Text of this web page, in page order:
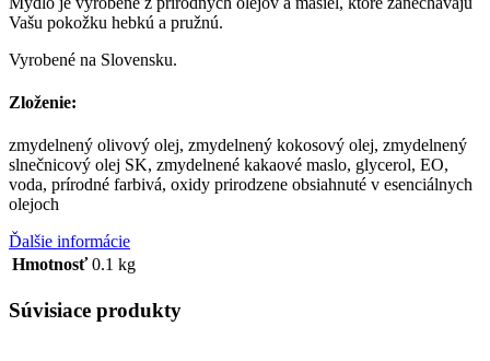
Vašu pokožku hebkú a pružnú.
Vyrobené na Slovensku.
Zloženie:
zmydelnený olivový olej, zmydelnený kokosový olej, zmydelnený
slnečnicový olej SK, zmydelnené kakaové maslo, glycerol, EO,
voda, prírodné farbivá, oxidy prirodzene obsiahnuté v esenciálnych
olejoch
Ďalšie informácie
Hmotnosť 0.1 kg
Súvisiace produkty